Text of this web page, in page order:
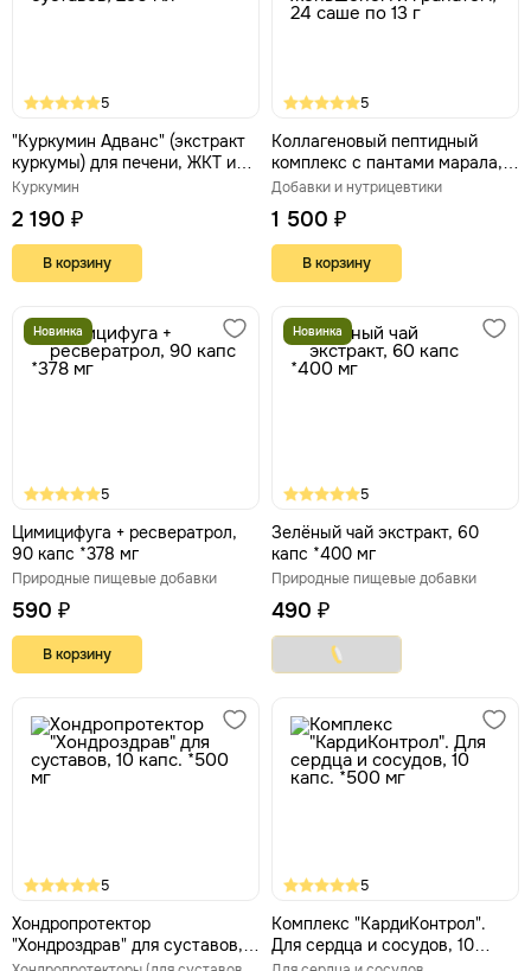
5
"Куркумин Адванс" (экстракт
куркумы) для печени, ЖКТ и
суставов, 250 мл
Куркумин
2 190 ₽
В корзину
5
Коллагеновый пептидный
комплекс с пантами марала,
женьшенем и гранатом, 24
Добавки и нутрицевтики
1 500 ₽
В корзину
Новинка
5
Цимицифуга + ресвератрол,
90 капс *378 мг
Природные пищевые добавки
590 ₽
В корзину
Новинка
5
Зелёный чай экстракт, 60
капс *400 мг
Природные пищевые добавки
490 ₽
5
Хондропротектор
"Хондроздрав" для суставов,
10 капс. *500 мг
5
Комплекс "КардиКонтрол".
Для сердца и сосудов, 10
капс. *500 мг